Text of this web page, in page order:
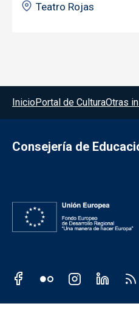
Teatro Rojas
Menú del pie
InicioPortal de CulturaOtras
Consejería de
Redes sociales